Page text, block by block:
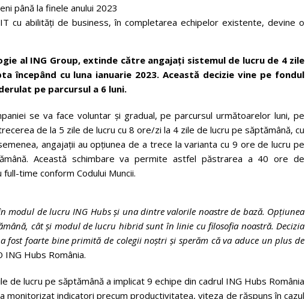
până la finele anului 2023
cu abilități de business, în completarea echipelor existente, devine o
al ING Group, extinde către angajați sistemul de lucru de 4 zile
începând cu luna ianuarie 2023. Această decizie vine pe fondul
pe parcursul a 6 luni.
se va face voluntar și gradual, pe parcursul următoarelor luni, pe
de la 5 zile de lucru cu 8 ore/zi la 4 zile de lucru pe săptămână, cu
angajații au opțiunea de a trece la varianta cu 9 ore de lucru pe
Această schimbare va permite astfel păstrarea a 40 ore de
time conform Codului Muncii.
de lucru ING Hubs și una dintre valorile noastre de bază. Opțiunea
cât și modul de lucru hibrid sunt în linie cu filosofia noastră. Decizia
fost foarte bine primită de colegii noștri și sperăm că va aduce un plus de
ING Hubs România.
lucru pe săptămână a implicat 9 echipe din cadrul ING Hubs România
monitorizat indicatori precum productivitatea, viteza de răspuns în cazul